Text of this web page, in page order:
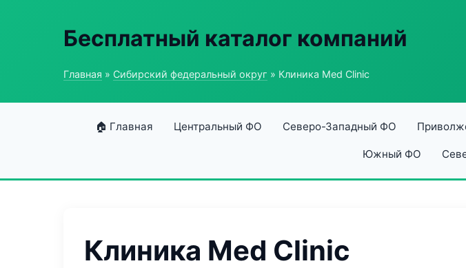
Бесплатный каталог компаний
Главная » Сибирский федеральный округ » Клиника Med Clinic
🏠 Главная Центральный ФО Северо-Западный ФО
Южный ФО
Клиника Med Clinic